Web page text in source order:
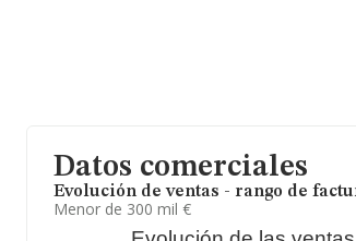
Datos comerciales
Evolución de ventas - rango de
Menor de 300 mil €